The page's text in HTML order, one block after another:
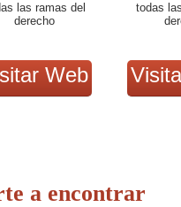
las ramas del
derecho
Web
todas
a encontrar